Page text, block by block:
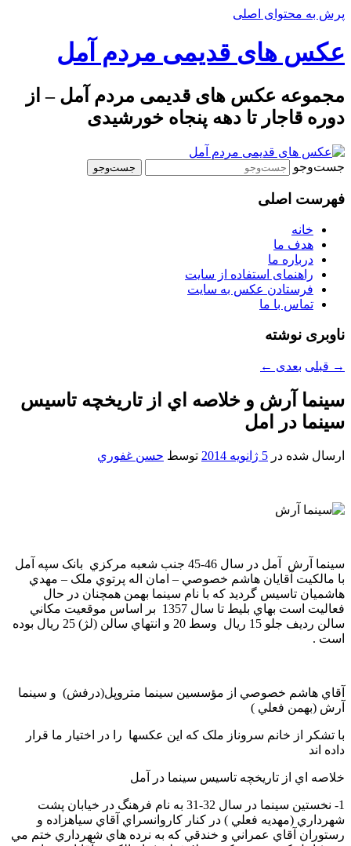
پرش به محتوای اصلی
عکس های قدیمی مردم آمل
مجموعه عکس های قدیمی مردم آمل – از
دوره قاجار تا دهه پنجاه خورشیدی
جست‌وجو
فهرست اصلی
خانه
هدف ما
درباره ما
راهنمای استفاده از سایت
فرستادن عکس به سایت
تماس با ما
ناوبری نوشته
→ قبلی بعدی ←
سينما آرش و خلاصه اي از تاريخچه تاسيس
سينما در امل
ارسال شده در 5 ژانویه 2014 توسط حسن غفوري
سينما آرش آمل در سال 46-45 جنب شعبه مرکزي بانک سپه آمل
با مالکيت آقايان هاشم خصوصي – امان اله پرتوي ملک – مهدي
هاشميان تاسيس گرديد که با نام سينما بهمن همچنان در حال
فعاليت است بهاي بليط تا سال 1357 بر اساس موقعيت مکاني
سالن رديف جلو 15 ريال وسط 20 و انتهاي سالن (لژ) 25 ريال بوده
است .
آقاي هاشم خصوصي از مؤسسين سينما متروپل(درفش) و سينما
آرش (بهمن فعلي )
با تشکر از خانم سروناز ملک که اين عکسها را در اختيار ما قرار
داده اند
خلاصه اي از تاريخچه تاسيس سينما در آمل
1- نخستين سينما در سال 32-31 به نام فرهنگ در خيابان پشت
شهرداري (مهديه فعلي ) در کنار کاروانسراي آقاي سياهزاده و
رستوران آقاي عمراني و خندقي که به نرده هاي شهرداري ختم مي